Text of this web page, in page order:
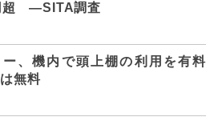
超 ―SITA調査
、機内で頭上棚の利用を有料
無料